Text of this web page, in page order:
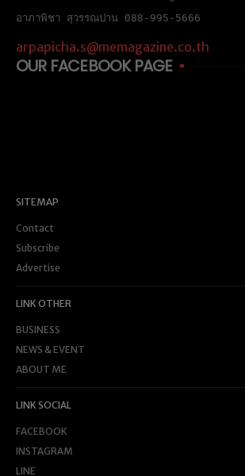
อาภาพิชา สุวรรณปาน 088-995-5666
arpapicha.s@memagazine.co.th
OUR FACEBOOK PAGE
SITEMAP
Contact
Subscribe
Advertise
LINK OTHER
BUSINESS
NEWS & EVENT
ABOUT ME
LINK SOCIAL
FACEBOOK
INSTAGRAM
LINE